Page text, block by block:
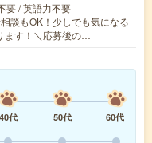
要 / 英語力不要
談もOK！少しでも気になる
ます！＼応募後の…
40代 50代
60代